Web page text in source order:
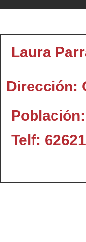
Laura
Dirección:
Telf: